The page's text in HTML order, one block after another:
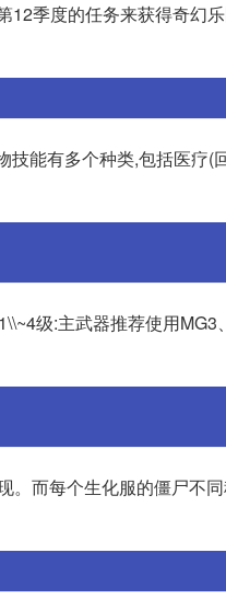
季度的任务来获得奇幻
能有多个种类,包括医疗(
级:主武器推荐使用MG3
而每个生化服的僵尸不